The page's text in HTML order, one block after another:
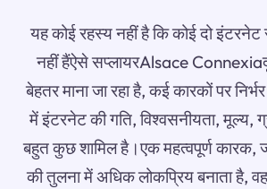
यह कोई रहस्य नहीं है कि कोई दो इंटरनेट
नहीं हैंऐसे सप्लायरAlsace
बेहतर माना जा रहा है, कई कारकों पर
में इंटरनेट की गति, विश्वसनीयता, मूल्य,
बहुत कुछ शामिल है।एक महत्वपूर्ण कारक,
की तुलना में अधिक लोकप्रिय बनाता है,